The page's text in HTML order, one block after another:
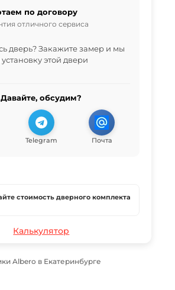
по договору
отличного сервиса
дверь? Закажите замер и мы
этой двери
Давайте, обсудим?
Telegram Почта
стоимость дверного комплекта
Калькулятор
Albero в Екатеринбурге